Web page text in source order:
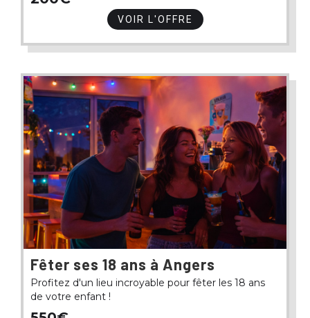
VOIR L'OFFRE
Fêter ses 18 ans à Angers
Profitez d'un lieu incroyable pour fêter les 18 ans
de votre enfant !